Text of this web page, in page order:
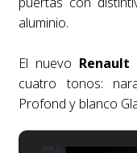
aluminio.
El nuevo Renault
cuatro tonos:
Profond y blanco